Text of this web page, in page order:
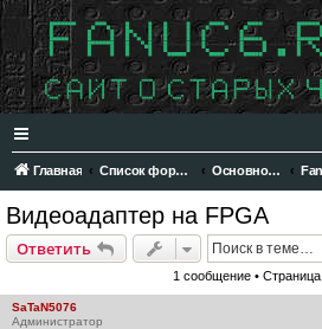
Главная Список форумов Основной раздел
Видеоадаптер на FPGA
Ответить
1 сообщение • Страница
SaTaN5076
Администратор